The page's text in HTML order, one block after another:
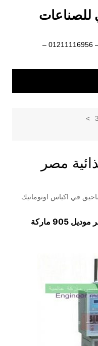
رائد الصناعات الهندسية 01211116954 – 01211116956 –
مصر
في اكياس اوتوماتيك
ماركة